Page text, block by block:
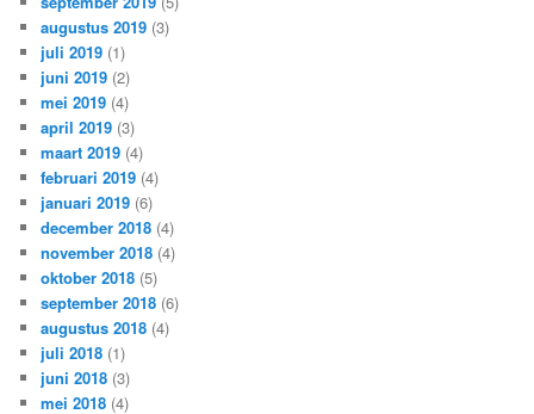
augustus 2019 (3)
juli 2019 (1)
juni 2019 (2)
mei 2019 (4)
april 2019 (3)
maart 2019 (4)
februari 2019 (4)
januari 2019 (6)
december 2018 (4)
november 2018 (4)
oktober 2018 (5)
september 2018 (6)
augustus 2018 (4)
juli 2018 (1)
juni 2018 (3)
mei 2018 (4)